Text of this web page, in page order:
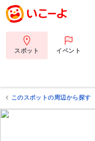
スポット イベント
このスポットの周辺から探す